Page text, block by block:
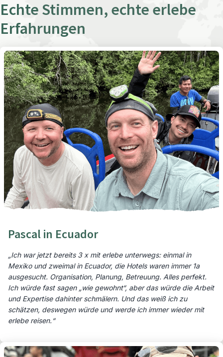
Echte Stimmen, echte erlebe
Erfahrungen
Pascal in Ecuador
„Ich war jetzt bereits 3 x mit erlebe unterwegs: einmal in
Mexiko und zweimal in Ecuador, die Hotels waren immer 1a
ausgesucht. Organisation, Planung, Betreuung. Alles perfekt.
Ich würde fast sagen „wie gewohnt“, aber das würde die Arbeit
und Expertise dahinter schmälern. Und das weiß ich zu
schätzen, deswegen würde und werde ich immer wieder mit
erlebe reisen.“